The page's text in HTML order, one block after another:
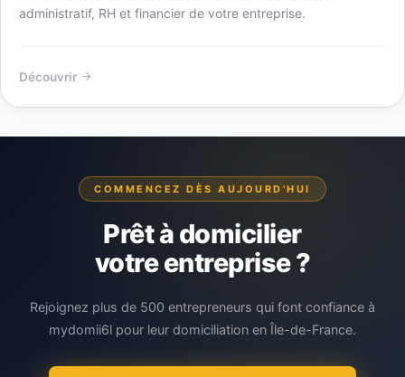
administratif, RH et financier de votre entreprise.
Découvrir
COMMENCEZ DÈS AUJOURD'HUI
Prêt à domicilier
votre entreprise ?
Rejoignez plus de 500 entrepreneurs qui font confiance à
mydomii6l pour leur domiciliation en Île-de-France.